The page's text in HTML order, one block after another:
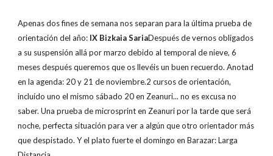
Apenas dos fines de semana nos separan para la última prueba de
orientación del año: IX Bizkaia SariaDespués de vernos obligados
a su suspensión allá por marzo debido al temporal de nieve, 6
meses después queremos que os llevéis un buen recuerdo. Anotad
en la agenda: 20 y 21 de noviembre.2 cursos de orientación,
incluído uno el mismo sábado 20 en Zeanuri... no es excusa no
saber. Una prueba de microsprint en Zeanuri por la tarde que será
noche, perfecta situación para ver a algún que otro orientador más
que despistado. Y el plato fuerte el domingo en Barazar: Larga